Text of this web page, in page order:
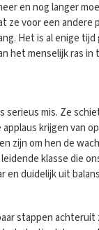
en nog langer
ze voor een andere
Het is al enige
het menselijk ras in
serieus mis. Ze
krijgen van
zijn om hen de
klasse die
en duidelijk uit
stappen